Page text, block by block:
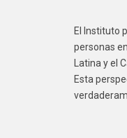
El Instituto
personas
Latina y el
Esta